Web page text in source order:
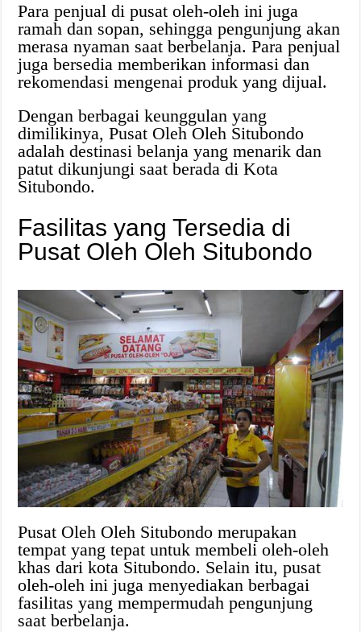
Para penjual di pusat oleh-oleh ini juga
ramah dan sopan, sehingga pengunjung akan
merasa nyaman saat berbelanja. Para penjual
juga bersedia memberikan informasi dan
rekomendasi mengenai produk yang dijual.
Dengan berbagai keunggulan yang
dimilikinya, Pusat Oleh Oleh Situbondo
adalah destinasi belanja yang menarik dan
patut dikunjungi saat berada di Kota
Situbondo.
Fasilitas yang Tersedia di
Pusat Oleh Oleh Situbondo
Pusat Oleh Oleh Situbondo merupakan
tempat yang tepat untuk membeli oleh-oleh
khas dari kota Situbondo. Selain itu, pusat
oleh-oleh ini juga menyediakan berbagai
fasilitas yang mempermudah pengunjung
saat berbelanja.